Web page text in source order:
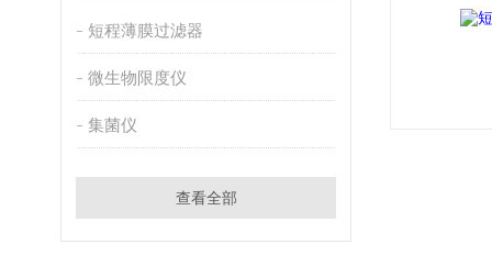
短程薄膜过滤器
微生物限度仪
集菌仪
查看全部